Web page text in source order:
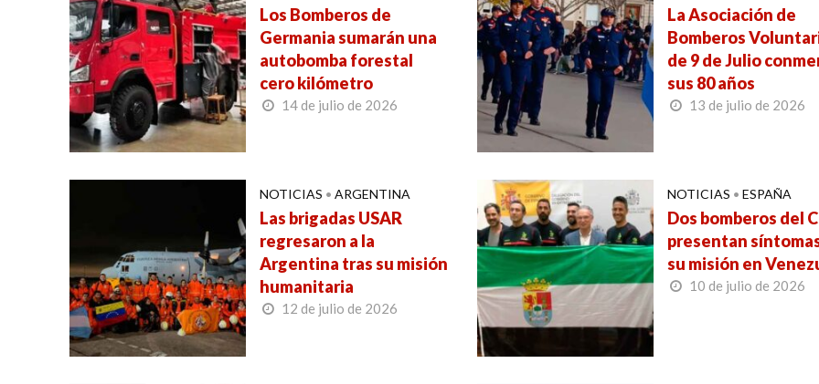
Los Bomberos de
Germania sumarán una
autobomba forestal
cero kilómetro
14 de julio de 2026
La Asociación de
Bomberos
de 9 de Julio
sus 80 años
13 de julio de 2026
NOTICIAS • ARGENTINA
Las brigadas USAR
regresaron a la
Argentina tras su misión
humanitaria
12 de julio de 2026
NOTICIAS • ESPAÑA
Dos bomberos del
presentan
su misión en
10 de julio de 2026